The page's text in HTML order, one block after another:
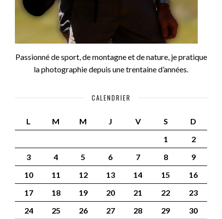
Passionné de sport, de montagne et de nature, je pratique
la photographie depuis une trentaine d’années.
CALENDRIER
L M M J V S
D
1
2
3
4 5 6 7 8
9
10
11 12 13 14 15
16
17
18 19 20 21 22
23
24
25 26 27 28 29
30